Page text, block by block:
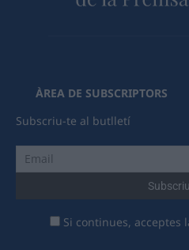
ÀREA DE SUBSCRIPTORS
Subscriu-te al butlletí
Si continues, acceptes